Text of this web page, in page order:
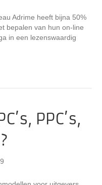
Adrime heeft bijna 50%
bepalen van hun on-line
in een lezenswaardig
PPC’s,